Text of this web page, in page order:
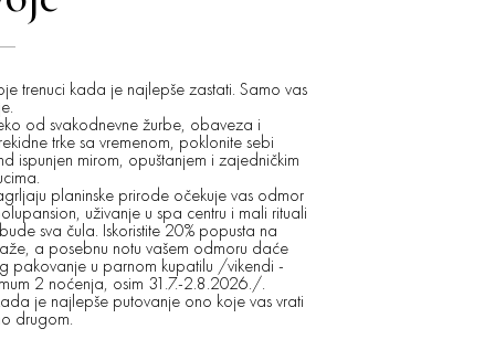
trenuci kada je najlepše zastati. Samo vas
od svakodnevne žurbe, obaveza i
trke sa vremenom, poklonite sebi
ispunjen mirom, opuštanjem i zajedničkim
planinske prirode očekuje vas odmor
uživanje u spa centru i mali rituali
sva čula. Iskoristite 20% popusta na
a posebnu notu vašem odmoru daće
pakovanje u parnom kupatilu /vikendi -
2 noćenja, osim 31.7.-2.8.2026./.
je najlepše putovanje ono koje vas vrati
drugom.